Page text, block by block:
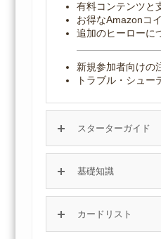
有料コンテンツと
お得なAmazonコ
追加のヒーローに
新規参加者向けの
トラブル・シュー
スターターガイド
基礎知識
カードリスト